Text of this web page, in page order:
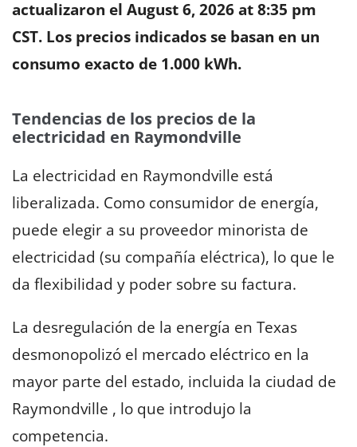
actualizaron el August 6, 2026 at 8:35 pm
CST. Los precios indicados se basan en un
consumo exacto de 1.000 kWh.
Tendencias de los precios de la
electricidad en Raymondville
La electricidad en Raymondville está
liberalizada. Como consumidor de energía,
puede elegir a su proveedor minorista de
electricidad (su compañía eléctrica), lo que le
da flexibilidad y poder sobre su factura.
La desregulación de la energía en Texas
desmonopolizó el mercado eléctrico en la
mayor parte del estado, incluida la ciudad de
Raymondville , lo que introdujo la
competencia.